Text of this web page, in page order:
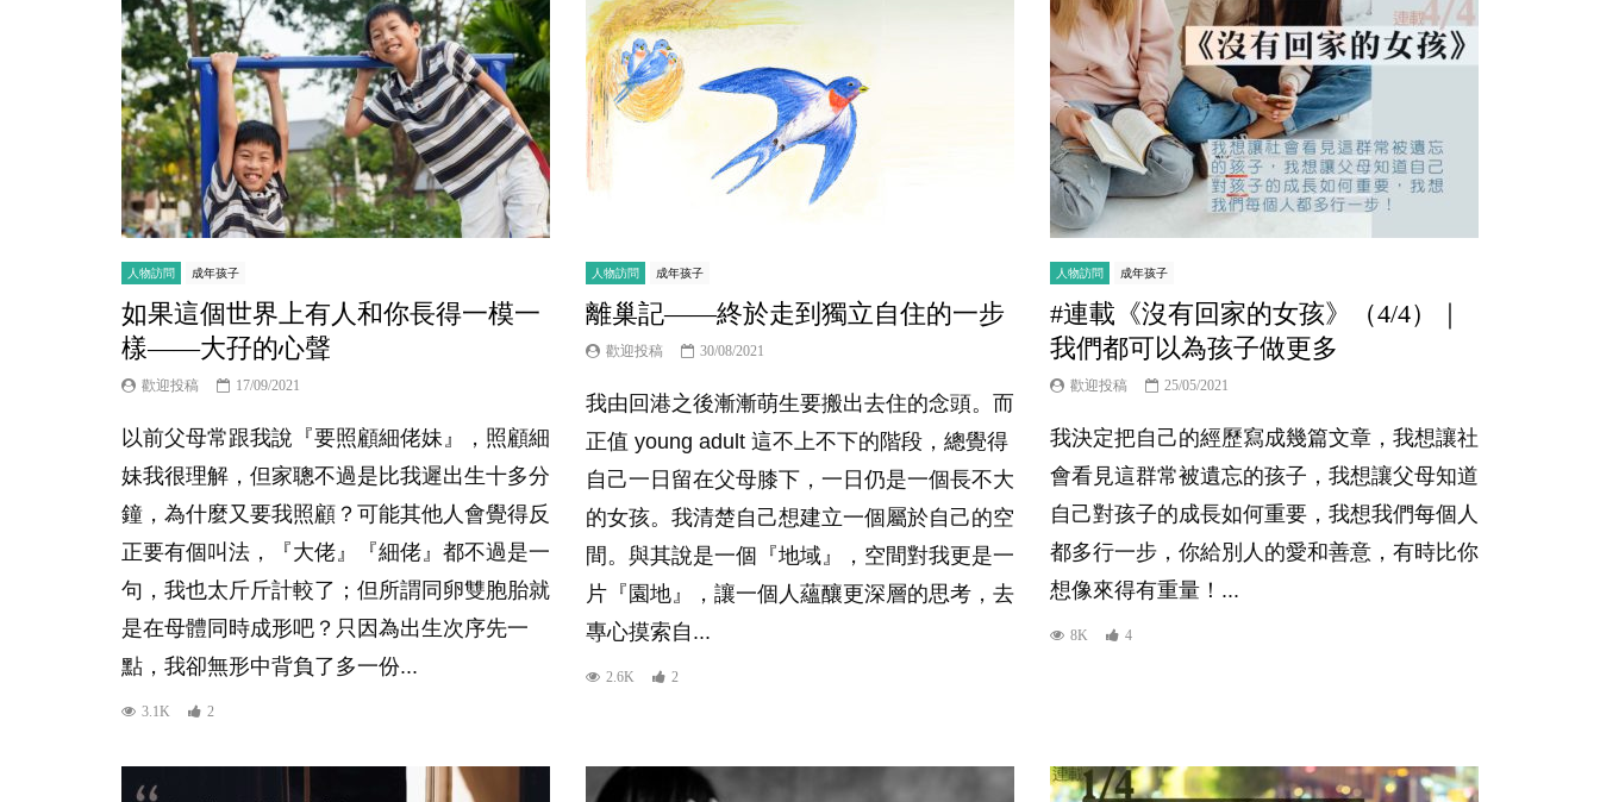
人物訪問 成年孩子
如果這個世界上有人和你長得一模一
樣——大孖的心聲
歡迎投稿 17/09/2021
以前父母常跟我說『要照顧細佬妹』，照顧細
妹我很理解，但家聰不過是比我遲出生十多分
鐘，為什麼又要我照顧？可能其他人會覺得反
正要有個叫法，『大佬』『細佬』都不過是一
句，我也太斤斤計較了；但所謂同卵雙胞胎就
是在母體同時成形吧？只因為出生次序先一
點，我卻無形中背負了多一份...
3.1K 2
人物訪問 成年孩子
離巢記——終於走到獨立自住的一步
歡迎投稿 30/08/2021
我由回港之後漸漸萌生要搬出去住的念頭。而
正值 young adult 這不上不下的階段，總覺得
自己一日留在父母膝下，一日仍是一個長不大
的女孩。我清楚自己想建立一個屬於自己的空
間。與其說是一個『地域』，空間對我更是一
片『園地』，讓一個人蘊釀更深層的思考，去
專心摸索自...
2.6K 2
人物訪問 成年孩子
#連載《沒有回家的女孩》（4/4）｜
我們都可以為孩子做更多
歡迎投稿 25/05/2021
我決定把自己的經歷寫成幾篇文章，我想讓社
會看見這群常被遺忘的孩子，我想讓父母知道
自己對孩子的成長如何重要，我想我們每個人
都多行一步，你給別人的愛和善意，有時比你
想像來得有重量！...
8K 4